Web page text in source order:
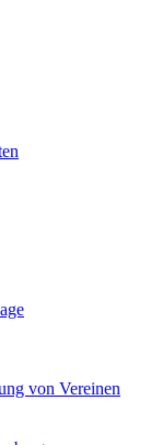
von Vereinen